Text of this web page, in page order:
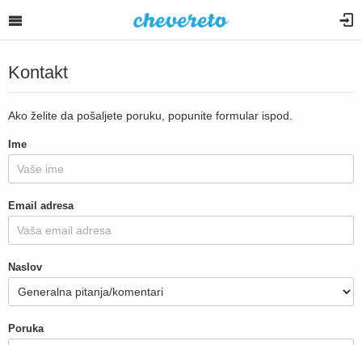
Kontakt
Ako želite da pošaljete poruku, popunite formular ispod.
Ime
Email adresa
Naslov
Poruka